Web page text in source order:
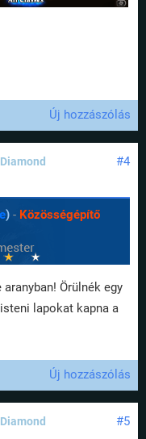
Új hozzászólás
#4
Diamond
) - Közösségépítő
Örülnék egy
lapokat kapna a
Új hozzászólás
#5
Diamond